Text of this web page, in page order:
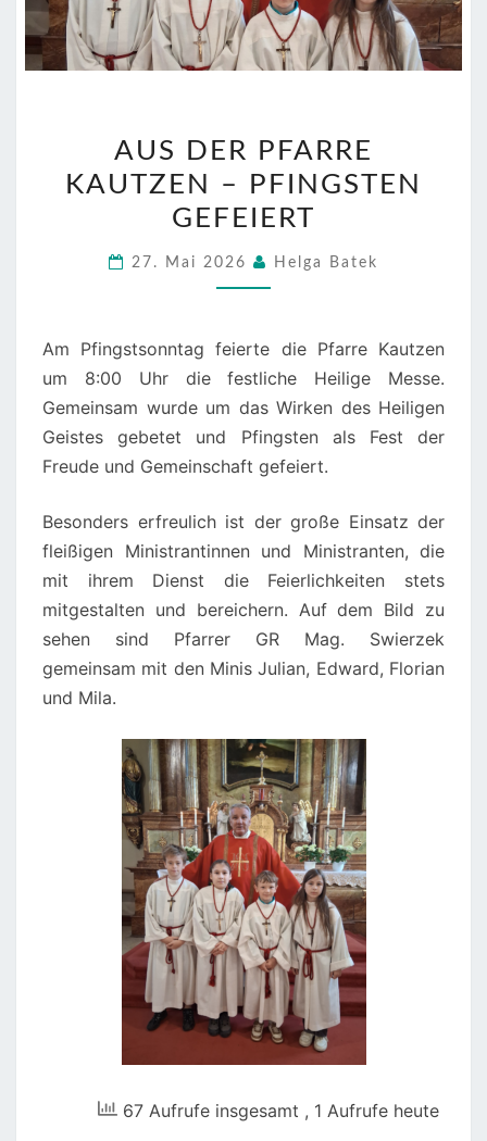
DER
PFARRE
KAUTZEN
PFINGSTEN
AUS DER PFARRE
KAUTZEN – PFINGSTEN
GEFEIERT
27. Mai 2026 Helga Batek
Am Pfingstsonntag feierte die Pfarre Kautzen
um 8:00 Uhr die festliche Heilige Messe.
Gemeinsam wurde um das Wirken des Heiligen
Geistes gebetet und Pfingsten als Fest der
Freude und Gemeinschaft gefeiert.
Besonders erfreulich ist der große Einsatz der
fleißigen Ministrantinnen und Ministranten, die
mit ihrem Dienst die Feierlichkeiten stets
mitgestalten und bereichern. Auf dem Bild zu
sehen sind Pfarrer GR Mag. Swierzek
gemeinsam mit den Minis Julian, Edward, Florian
und Mila.
67 Aufrufe insgesamt , 1 Aufrufe heute